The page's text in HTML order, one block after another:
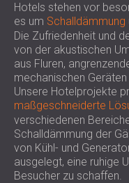
Hotels stehen vor
es um Schalldämmung
Die Zufriedenheit und
von der akustischen
aus Fluren,
mechanischen
Unsere Hotelprojekte
maßgeschneiderte
verschiedenen
Schalldämmung der
von Kühl- und
ausgelegt, eine ruhige
Besucher zu schaffen.